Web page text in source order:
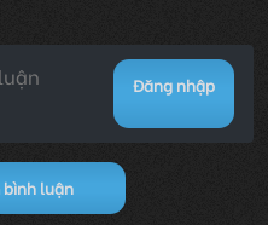
Đăng nhập
luận